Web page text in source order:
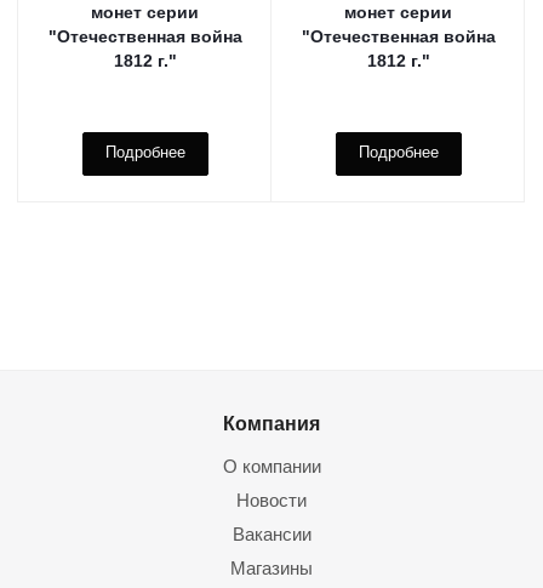
монет серии
"Отечественная война
1812 г."
Подробнее
монет серии
"Отечественная война
1812 г."
Подробнее
Компания
О компании
Новости
Вакансии
Магазины